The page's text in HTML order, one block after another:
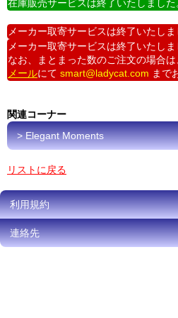
在庫販売サービスは終了いたしました
メーカー取寄サービスは終了いたしま
メーカー取寄サービスは終了いたしま
なお、まとまった数のご注文の場合
メールにて smart@ladycat.com まで
関連コーナー
> Elegant Moments
リストに戻る
利用規約
連絡先